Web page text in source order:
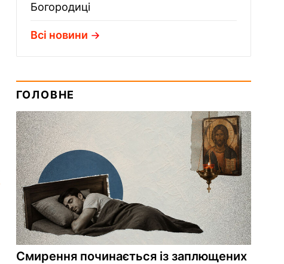
Богородиці
Всі новини
ГОЛОВНЕ
Смирення починається із заплющених